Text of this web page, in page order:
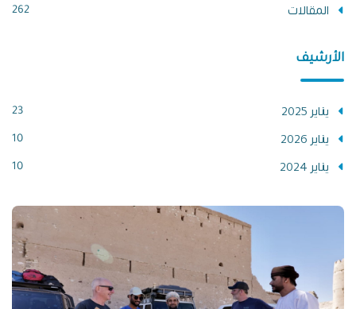
المقالات 262
الأرشيف
يناير 2025 23
يناير 2026 10
يناير 2024 10